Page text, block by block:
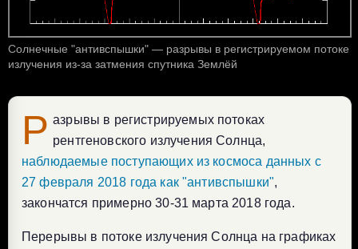
Солнечные "антивспышки" — разрывы в регистрируемом потоке
излучения из-за затмения спутника Землёй
Р азрывы в регистрируемых потоках
рентгеновского излучения Солнца,
наблюдаемые поступающих из космоса данных с
27 февраля 2018 года как "антивспышки",
закончатся примерно 30-31 марта 2018 года.
Перерывы в потоке излучения Солнца на графиках